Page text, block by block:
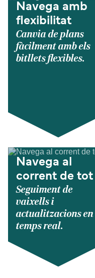
Navega amb
flexibilitat
Canvia de plans
fàcilment amb els
bitllets flexibles.
Navega al
corrent de tot
Seguiment de
vaixells i
actualitzacions en
temps real.